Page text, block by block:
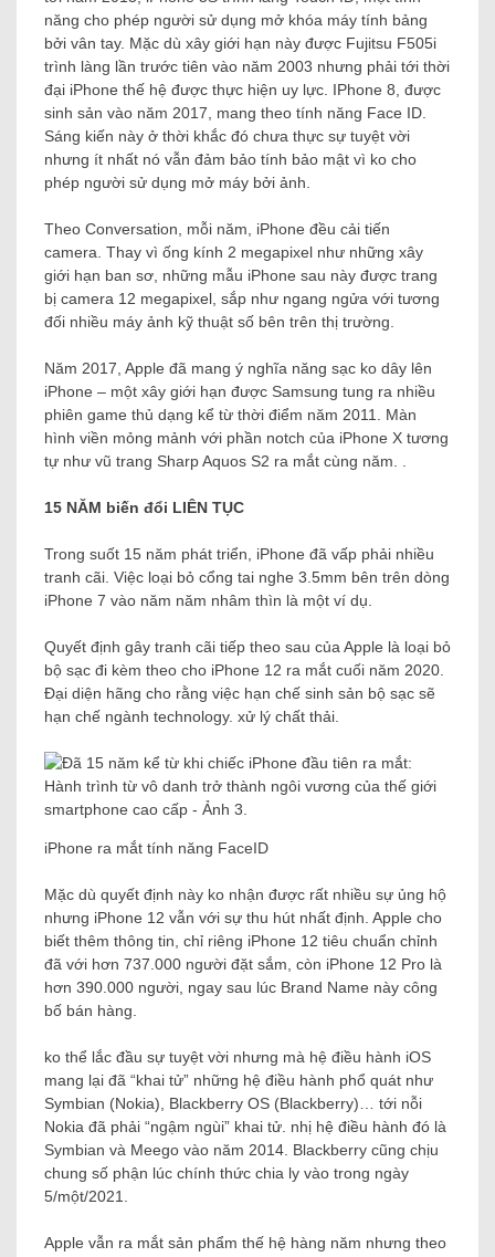
năng cho phép người sử dụng mở khóa máy tính bảng
bởi vân tay. Mặc dù xây giới hạn này được Fujitsu F505i
trình làng lần trước tiên vào năm 2003 nhưng phải tới thời
đại iPhone thế hệ được thực hiện uy lực. IPhone 8, được
sinh sản vào năm 2017, mang theo tính năng Face ID.
Sáng kiến ​​này ở thời khắc đó chưa thực sự tuyệt vời
nhưng ít nhất nó vẫn đảm bảo tính bảo mật vì ko cho
phép người sử dụng mở máy bởi ảnh.
Theo Conversation, mỗi năm, iPhone đều cải tiến
camera. Thay vì ống kính 2 megapixel như những xây
giới hạn ban sơ, những mẫu iPhone sau này được trang
bị camera 12 megapixel, sắp như ngang ngửa với tương
đối nhiều máy ảnh kỹ thuật số bên trên thị trường.
Năm 2017, Apple đã mang ý nghĩa năng sạc ko dây lên
iPhone – một xây giới hạn được Samsung tung ra nhiều
phiên game thủ dạng kể từ thời điểm năm 2011. Màn
hình viền mỏng mảnh với phần notch của iPhone X tương
tự như vũ trang Sharp Aquos S2 ra mắt cùng năm. .
15 NĂM biến đổi LIÊN TỤC
Trong suốt 15 năm phát triển, iPhone đã vấp phải nhiều
tranh cãi. Việc loại bỏ cổng tai nghe 3.5mm bên trên dòng
iPhone 7 vào năm năm nhâm thìn là một ví dụ.
Quyết định gây tranh cãi tiếp theo sau của Apple là loại bỏ
bộ sạc đi kèm theo cho iPhone 12 ra mắt cuối năm 2020.
Đại diện hãng cho rằng việc hạn chế sinh sản bộ sạc sẽ
hạn chế ngành technology. xử lý chất thải.
iPhone ra mắt tính năng FaceID
Mặc dù quyết định này ko nhận được rất nhiều sự ủng hộ
nhưng iPhone 12 vẫn với sự thu hút nhất định. Apple cho
biết thêm thông tin, chỉ riêng iPhone 12 tiêu chuẩn chỉnh
đã với hơn 737.000 người đặt sắm, còn iPhone 12 Pro là
hơn 390.000 người, ngay sau lúc Brand Name này công
bố bán hàng.
ko thể lắc đầu sự tuyệt vời nhưng mà hệ điều hành iOS
mang lại đã “khai tử” những hệ điều hành phổ quát như
Symbian (Nokia), Blackberry OS (Blackberry)… tới nỗi
Nokia đã phải “ngậm ngùi” khai tử. nhị hệ điều hành đó là
Symbian và Meego vào năm 2014. Blackberry cũng chịu
chung số phận lúc chính thức chia ly vào trong ngày
5/một/2021.
Apple vẫn ra mắt sản phẩm thế hệ hàng năm nhưng theo